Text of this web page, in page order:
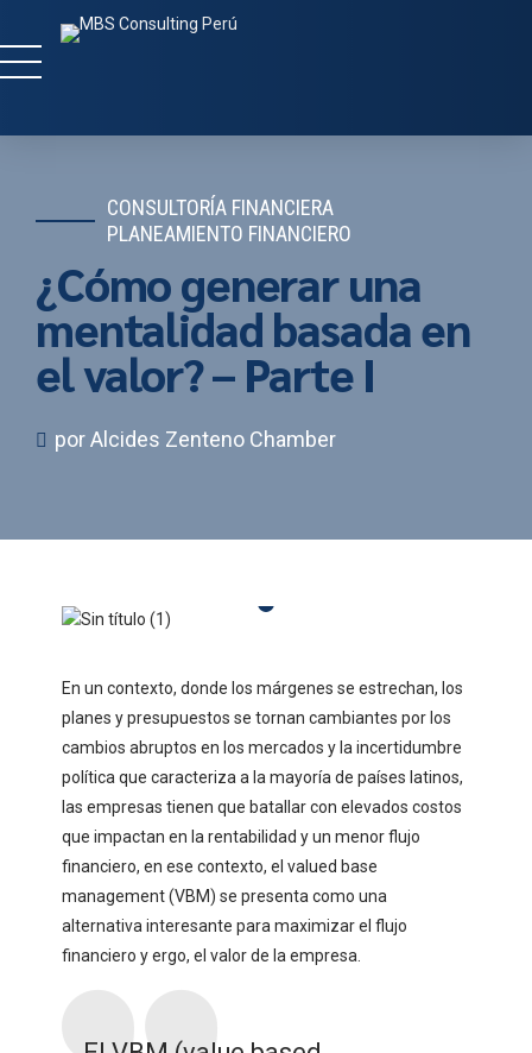
CONSULTORÍA FINANCIERA
PLANEAMIENTO FINANCIERO
¿Cómo generar una
mentalidad basada en
el valor? – Parte I
por Alcides Zenteno Chamber
En un contexto, donde los márgenes se estrechan, los
planes y presupuestos se tornan cambiantes por los
cambios abruptos en los mercados y la incertidumbre
política que caracteriza a la mayoría de países latinos,
las empresas tienen que batallar con elevados costos
que impactan en la rentabilidad y un menor flujo
financiero, en ese contexto, el valued base
management (VBM) se presenta como una
alternativa interesante para maximizar el flujo
financiero y ergo, el valor de la empresa.